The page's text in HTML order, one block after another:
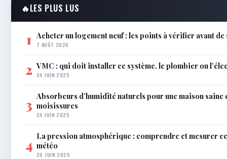
🔥LES PLUS LUS
1 Acheter un logement neuf : les points à vérifier avant de
7 AOÛT 2026
2 VMC : qui doit installer ce système, le plombier ou
24 JUIN 2025
3 Absorbeurs d’humidité naturels pour une maison saine
moisissures
24 JUIN 2025
4 La pression atmosphérique : comprendre et mesurer
météo
26 JUIN 2025